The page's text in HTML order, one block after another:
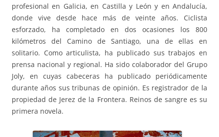
profesional en Galicia, en Castilla y León y en Andalucía,
donde vive desde hace más de veinte años. Ciclista
esforzado, ha completado en dos ocasiones los 800
kilómetros del Camino de Santiago, una de ellas en
solitario. Como articulista, ha publicado sus trabajos en
prensa nacional y regional. Ha sido colaborador del Grupo
Joly, en cuyas cabeceras ha publicado periódicamente
durante años sus tribunas de opinión. Es registrador de la
propiedad de Jerez de la Frontera. Reinos de sangre es su
primera novela.